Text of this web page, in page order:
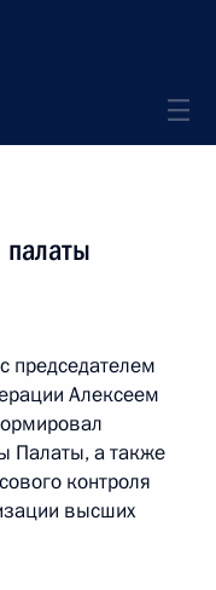
палаты
председателем
Алексеем
Палаты, а также
контроля
высших